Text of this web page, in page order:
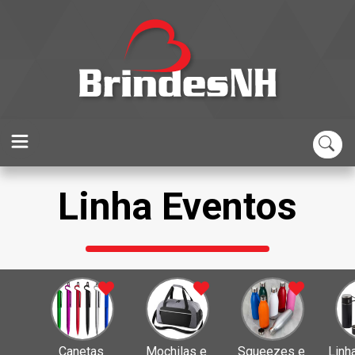
Linha Eventos
Canetas Mochilas e Squeezes e